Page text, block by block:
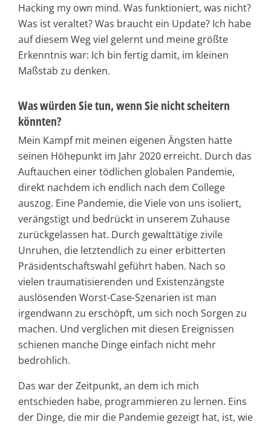
Hacking my own mind. Was funktioniert, was nicht?
Was ist veraltet? Was braucht ein Update? Ich habe
auf diesem Weg viel gelernt und meine größte
Erkenntnis war: Ich bin fertig damit, im kleinen
Maßstab zu denken.
Was würden Sie tun, wenn Sie nicht scheitern
könnten?
Mein Kampf mit meinen eigenen Ängsten hatte
seinen Höhepunkt im Jahr 2020 erreicht. Durch das
Auftauchen einer tödlichen globalen Pandemie,
direkt nachdem ich endlich nach dem College
auszog. Eine Pandemie, die Viele von uns isoliert,
verängstigt und bedrückt in unserem Zuhause
zurückgelassen hat. Durch gewalttätige zivile
Unruhen, die letztendlich zu einer erbitterten
Präsidentschaftswahl geführt haben. Nach so
vielen traumatisierenden und Existenzängste
auslösenden Worst-Case-Szenarien ist man
irgendwann zu erschöpft, um sich noch Sorgen zu
machen. Und verglichen mit diesen Ereignissen
schienen manche Dinge einfach nicht mehr
bedrohlich.
Das war der Zeitpunkt, an dem ich mich
entschieden habe, programmieren zu lernen. Eins
der Dinge, die mir die Pandemie gezeigt hat, ist, wie